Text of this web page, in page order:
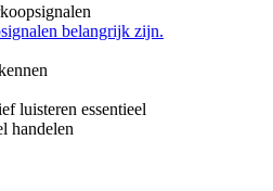
belangrijk zijn.
luisteren essentieel
handelen